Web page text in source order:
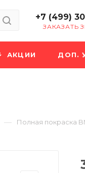
+7 (499)
ЗАКАЗАТЬ
АКЦИИ ДОП.
— Полная покраска